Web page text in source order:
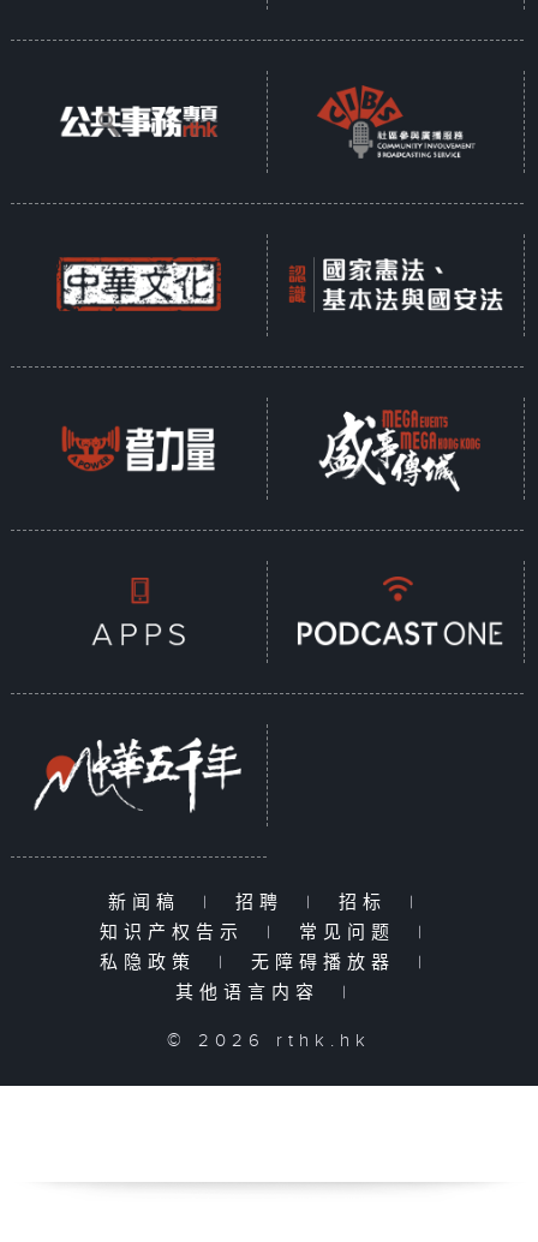
新闻稿 | 招聘 | 招标
|
知识产权告示
| 常见问题
|
私隐政策
| 无障碍播放器
|
其他语言内容
|
© 2026 rthk.hk